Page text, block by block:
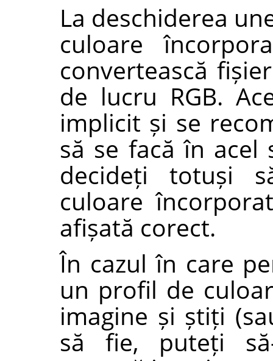
La deschiderea
culoare
convertească
de lucru RGB.
implicit și se
să se facă în acel
decideți totuși
culoare
afișată corect.
În cazul în care
un profil de
imagine și știți
să fie, puteți